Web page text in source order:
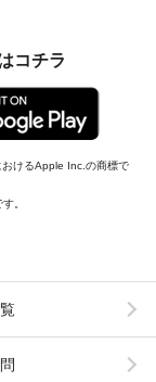
コチラ
けるApple Inc.の商標で
。